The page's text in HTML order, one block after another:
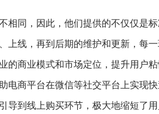
相同，因此，他们提供的不仅仅是
上线，再到后期的维护和更新，每
商业模式和市场定位，提升用户粘
商平台在微信等社交平台上实现
导到线上购买环节，极大地缩短了